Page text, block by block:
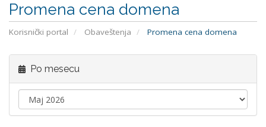
Promena cena domena
Korisnički portal Obaveštenja Promena cena domena
Po mesecu